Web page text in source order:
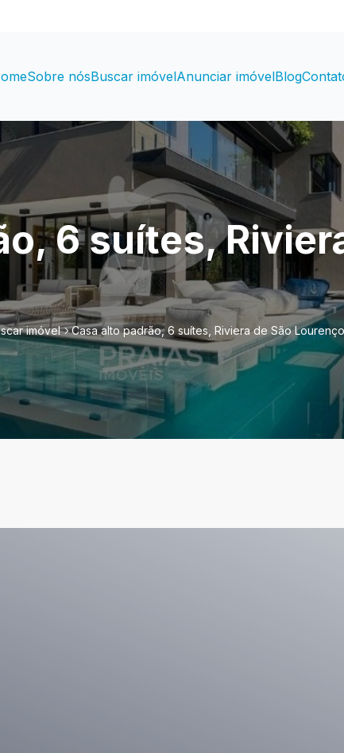
Sobre nósBuscar imóvelAnunciar imóvelBlog
6 suítes,
imóvel Casa alto padrão, 6 suítes, Riviera de São Lourenço